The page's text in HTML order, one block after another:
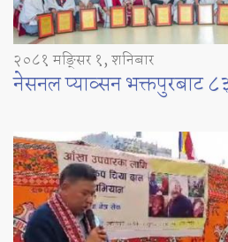
२०८१ मङ्सिर १, शनिबार
नेसनल प्याव्सन भक्तपुरबाट